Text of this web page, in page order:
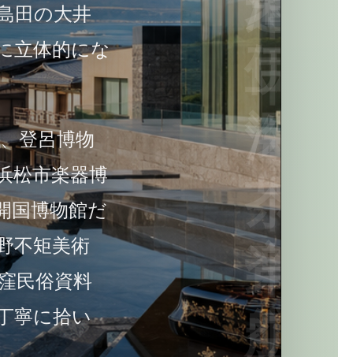
田の大井
立体的にな
登呂博物
松市楽器博
国博物館だ
不矩美術
民俗資料
寧に拾い